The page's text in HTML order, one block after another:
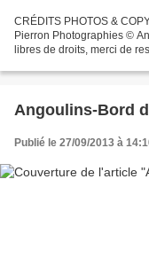
CRÉDITS PHOTOS &
Pierron Photographies ©
libres de droits, merci de
Angoulins-Bord
Publié le 27/09/2013 à